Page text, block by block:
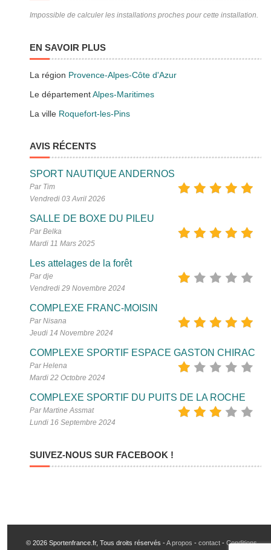
Impossible de calculer les installations proches pour cette installation.
EN SAVOIR PLUS
La région Provence-Alpes-Côte d'Azur
Le départementAlpes-Maritimes
La ville Roquefort-les-Pins
AVIS RÉCENTS
SPORT NAUTIQUE ANDERNOS
Par Tim
Vendredi 03 Avril 2026
SALLE DE BOXE DU PILEU
Par Belka
Mardi 11 Mars 2025
Les attelages de la forêt
Par dje
Vendredi 29 Novembre 2024
COMPLEXE FRANC-MOISIN
Par Nisana
Jeudi 14 Novembre 2024
COMPLEXE SPORTIF ESPACE GASTON CHIRAC
Par Helena
Mardi 22 Octobre 2024
COMPLEXE SPORTIF DU PUITS DE LA ROCHE
Par Martine Assmat
Lundi 16 Septembre 2024
SUIVEZ-NOUS SUR FACEBOOK !
© 2026 Sportenfrance.fr, Tous droits réservés -A propos - contact- Conditions